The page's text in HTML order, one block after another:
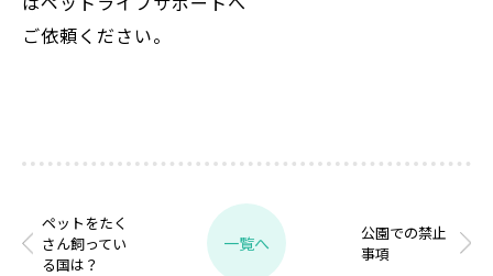
ご依頼ください。
ペットをたく
さん飼ってい
る国は？
一覧へ
公園での禁止
事項